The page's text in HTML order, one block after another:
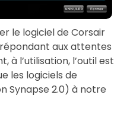
le logiciel de Corsair
aux attentes
à l’utilisation, l’outil est
les logiciels de
Synapse 2.0) à notre